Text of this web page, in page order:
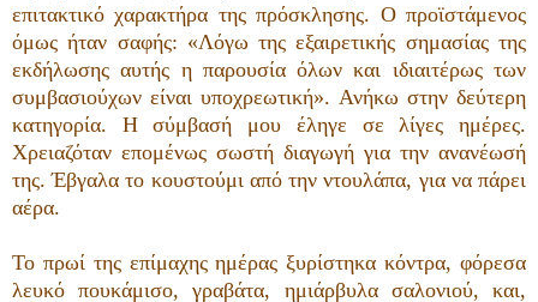
επιτακτικό χαρακτήρα της πρόσκλησης. Ο προϊστάμενος
όμως ήταν σαφής: «Λόγω της εξαιρετικής σημασίας της
εκδήλωσης αυτής η παρουσία όλων και ιδιαιτέρως των
συμβασιούχων είναι υποχρεωτική». Ανήκω στην δεύτερη
κατηγορία. Η σύμβασή μου έληγε σε λίγες ημέρες.
Χρειαζόταν επομένως σωστή διαγωγή για την ανανέωσή
της. Έβγαλα το κουστούμι από την ντουλάπα, για να πάρει
αέρα.
Το πρωί της επίμαχης ημέρας ξυρίστηκα κόντρα, φόρεσα
λευκό πουκάμισο, γραβάτα, ημιάρβυλα σαλονιού, και,